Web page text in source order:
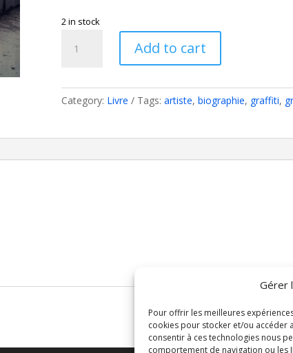
Gérer
Pour offrir les meilleures
cookies pour stocker et/ou accéder
consentir à ces technologies nous
comportement de navigation ou les
2 in stock
qui
vie.
Add to cart
Category: Livre Tags: artiste, biographie, graffiti,